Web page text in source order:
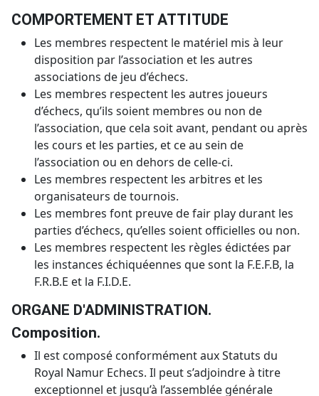
COMPORTEMENT ET ATTITUDE
Les membres respectent le matériel mis à leur
disposition par l’association et les autres
associations de jeu d’échecs.
Les membres respectent les autres joueurs
d’échecs, qu’ils soient membres ou non de
l’association, que cela soit avant, pendant ou après
les cours et les parties, et ce au sein de
l’association ou en dehors de celle-ci.
Les membres respectent les arbitres et les
organisateurs de tournois.
Les membres font preuve de fair play durant les
parties d’échecs, qu’elles soient officielles ou non.
Les membres respectent les règles édictées par
les instances échiquéennes que sont la F.E.F.B, la
F.R.B.E et la F.I.D.E.
ORGANE D'ADMINISTRATION.
Composition.
Il est composé conformément aux Statuts du
Royal Namur Echecs. Il peut s’adjoindre à titre
exceptionnel et jusqu’à l’assemblée générale